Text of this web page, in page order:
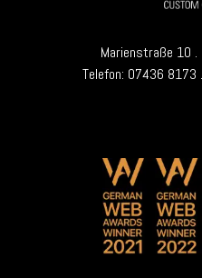
Marienstraße 10
Telefon: 07436 8173